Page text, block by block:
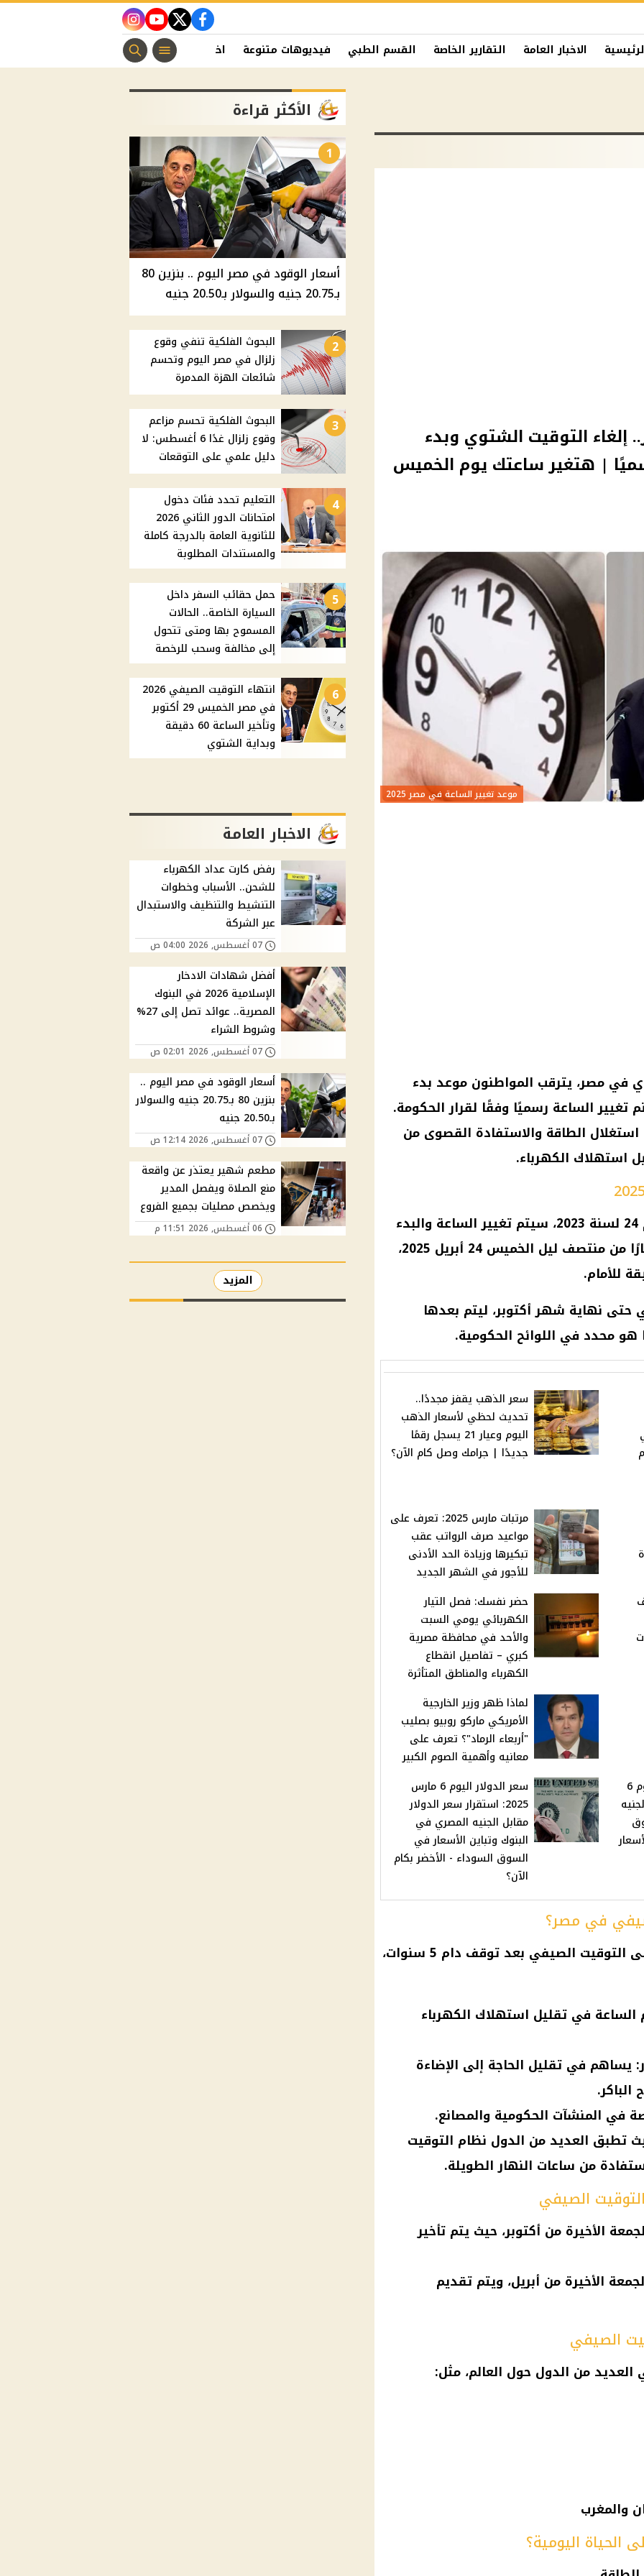
facebook
twitter
youtube
instagram
الاخبار العامة التقارير الخاصة القسم الطبي فيديوهات متنوعة اخبار الفن منوعات مسيحية
إلغاء التوقيت الشتوي وبدء
الصيفي 2025 رسميًا | هتغير ساعتك يوم الخميس
موعد تغيير الساعة في مصر 2025
في مصر، يترقب المواطنون موعد بدء
تغيير الساعة رسميًا وفقًا لقرارالحكومة.
الطاقة والاستفادة القصوى من
استهلاك الكهرباء.
تغيير الساعة والبدء
رسميًا اعتبارًا من منتصف ليل الخميس 24 أبريل 2025،
حتى نهاية شهر أكتوبر، ليتم بعدها
محدد في اللوائح الحكومية.
سعر الذهب يقفز مجددًا..
تحديث لحظي لأسعار الذهب
اليوم وعيار 21 يسجل رقمًا
جديدًا | جرامك وصل كام الآن؟
مرتبات مارس 2025: تعرف على
مواعيد صرف الرواتب عقب
تبكيرها وزيادة الحد الأدنى
للأجور في الشهر الجديد
حضر نفسك: فصل التيار
الكهربائي يومي السبت
والأحد في محافظة مصرية
كبري – تفاصيل انقطاع
الكهرباء والمناطق المتأثرة
لماذا ظهر وزير الخارجية
الأمريكي ماركو روبيو بصليب
"أربعاء الرماد"؟ تعرف على
معانيه وأهمية الصوم الكبير
سعر الريال السعودي اليوم 6
سعر الدولار اليوم 6 مارس
2025: استقرار سعر الدولار
مقابل الجنيه المصري في
البنوك وتباين الأسعار في
السوق السوداء - الأخضر بكام
الآن؟
في مصر؟
التوقيت الصيفي بعد توقف دام 5 سنوات،
الساعة في تقليل استهلاك الكهرباء
يساهم في تقليل الحاجة إلى الإضاءة
في المنشآت الحكومية والمصانع.
تطبق العديد من الدول نظام التوقيت
من ساعات النهار الطويلة.
الصيفي
الأخيرة من أكتوبر، حيث يتم تأخير
الأخيرة من أبريل، ويتم تقديم
الصيفي
من الدول حول العالم، مثل:
والمغرب
اليومية؟
الأكثر قراءة
1
أسعار الوقود في مصر اليوم .. بنزين 80
بـ20.75 جنيه والسولار بـ20.50 جنيه
2
البحوث الفلكية تنفي وقوع
زلزال في مصر اليوم وتحسم
شائعات الهزة المدمرة
3
البحوث الفلكية تحسم مزاعم
وقوع زلزال غدًا 6 أغسطس: لا
دليل علمي على التوقعات
4
التعليم تحدد فئات دخول
امتحانات الدور الثاني 2026
للثانوية العامة بالدرجة كاملة
والمستندات المطلوبة
5
حمل حقائب السفر داخل
السيارة الخاصة.. الحالات
المسموح بها ومتى تتحول
إلى مخالفة وسحب للرخصة
6
انتهاء التوقيت الصيفي 2026
في مصر الخميس 29 أكتوبر
وتأخير الساعة 60 دقيقة
وبداية الشتوي
الاخبار العامة
رفض كارت عداد الكهرباء
للشحن.. الأسباب وخطوات
التنشيط والتنظيف والاستبدال
عبر الشركة
07 أغسطس, 2026 04:00 ص
أفضل شهادات الادخار
الإسلامية 2026 في البنوك
المصرية.. عوائد تصل إلى 27%
وشروط الشراء
07 أغسطس, 2026 02:01 ص
أسعار الوقود في مصر اليوم ..
بنزين 80 بـ20.75 جنيه والسولار
بـ20.50 جنيه
07 أغسطس, 2026 12:14 ص
مطعم شهير يعتذر عن واقعة
منع الصلاة ويفصل المدير
ويخصص مصليات بجميع الفروع
06 أغسطس, 2026 11:51 م
المزيد